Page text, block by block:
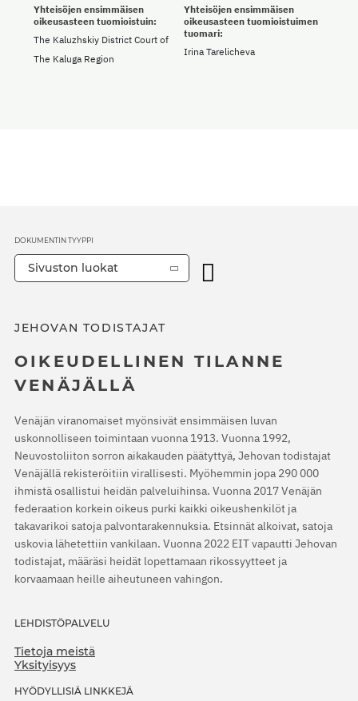
Yhteisöjen ensimmäisen
oikeusasteen tuomioistuin:
The Kaluzhskiy District Court of
The Kaluga Region
Yhteisöjen ensimmäisen
oikeusasteen tuomioistuimen
tuomari:
Irina Tarelicheva
JEHOVAN TODISTAJAT
OIKEUDELLINEN TILANNE
VENÄJÄLLÄ
Venäjän viranomaiset myönsivät ensimmäisen luvan
uskonnolliseen toimintaan vuonna 1913. Vuonna 1992,
Neuvostoliiton sorron aikakauden päätyttyä, Jehovan todistajat
Venäjällä rekisteröitiin virallisesti. Myöhemmin jopa 290 000
ihmistä osallistui heidän palveluihinsa. Vuonna 2017 Venäjän
federaation korkein oikeus purki kaikki oikeushenkilöt ja
takavarikoi satoja palvontarakennuksia. Etsinnät alkoivat, satoja
uskovia lähetettiin vankilaan. Vuonna 2022 EIT vapautti Jehovan
todistajat, määräsi heidät lopettamaan rikossyytteet ja
korvaamaan heille aiheutuneen vahingon.
LEHDISTÖPALVELU
Tietoja meistä
Yksityisyys
HYÖDYLLISIÄ LINKKEJÄ
DOKUMENTIN TYYPPI
Sivuston luokat